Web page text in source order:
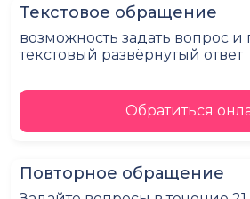
Текстовое обращение
возможность задать вопрос и
текстовый развёрнутый ответ
Обратиться
Повторное обращение